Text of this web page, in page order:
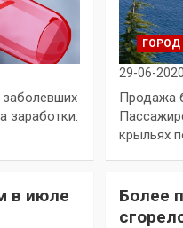
заболевших
заработки.
ГОРОД
29-06-2020
Продажа
крыльях
в июле
Более